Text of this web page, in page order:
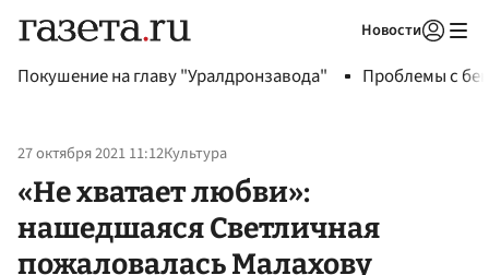
Новости
Покушение на главу "Уралдронзавода" Проблемы с
27 октября 2021 11:12Культура
«Не хватает любви»:
нашедшаяся Светличная
пожаловалась Малахову